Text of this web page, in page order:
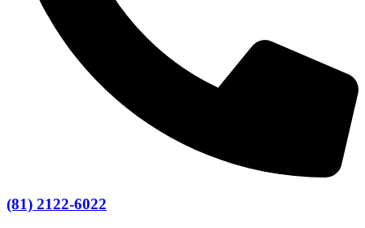
(81) 2122-6022